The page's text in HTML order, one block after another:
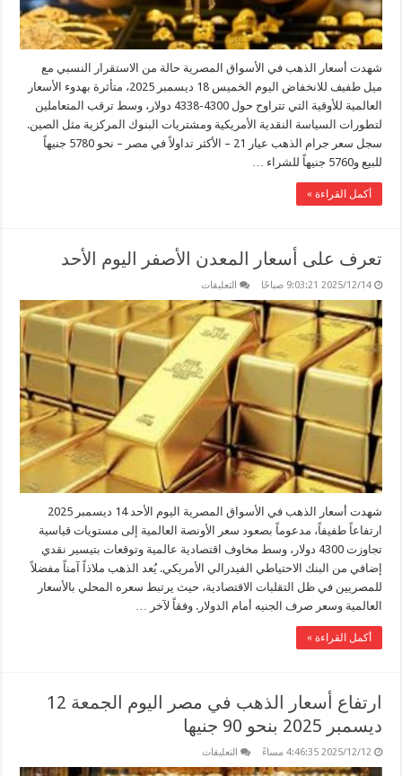
شهدت أسعار الذهب في الأسواق المصرية حالة من الاستقرار النسبي مع
ميل طفيف للانخفاض اليوم الخميس 18 ديسمبر 2025، متأثرة بهدوء الأسعار
العالمية للأوقية التي تتراوح حول 4300-4338 دولار، وسط ترقب المتعاملين
لتطورات السياسة النقدية الأمريكية ومشتريات البنوك المركزية مثل الصين.
سجل سعر جرام الذهب عيار 21 – الأكثر تداولاً في مصر – نحو 5780 جنيهاً
للبيع و5760 جنيهاً للشراء …
أكمل القراءة »
تعرف على أسعار المعدن الأصفر اليوم الأحد
2025/12/14 9:03:21 صباحًا التعليقات
على
أسعار
المعدن
الأصفر
الأحد
مغلقة
شهدت أسعار الذهب في الأسواق المصرية اليوم الأحد 14 ديسمبر 2025
ارتفاعاً طفيفاً، مدعوماً بصعود سعر الأونصة العالمية إلى مستويات قياسية
تجاوزت 4300 دولار، وسط مخاوف اقتصادية عالمية وتوقعات بتيسير نقدي
إضافي من البنك الاحتياطي الفيدرالي الأمريكي. يُعد الذهب ملاذاً آمناً مفضلاً
للمصريين في ظل التقلبات الاقتصادية، حيث يرتبط سعره المحلي بالأسعار
العالمية وسعر صرف الجنيه أمام الدولار. وفقاً لآخر …
أكمل القراءة »
ارتفاع أسعار الذهب في مصر اليوم الجمعة 12
ديسمبر 2025 بنحو 90 جنيها
2025/12/12 4:46:35 مساءً التعليقات